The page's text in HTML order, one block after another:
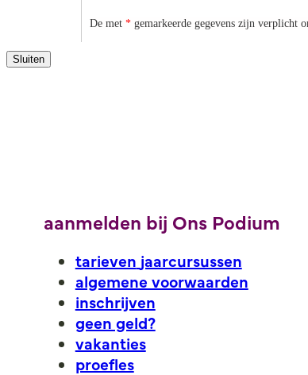
Sluiten
aanmelden bij Ons Podium
tarieven jaarcursussen
algemene voorwaarden
inschrijven
geen geld?
vakanties
proefles